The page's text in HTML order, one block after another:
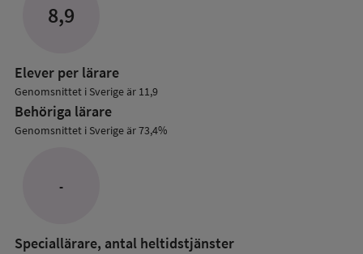
8,9
Elever per lärare
Genomsnittet i Sverige är 11,9
Behöriga lärare
Genomsnittet i Sverige är 73,4%
-
Speciallärare, antal heltidstjänster